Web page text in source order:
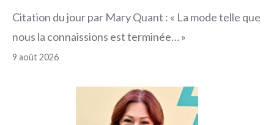
Citation du jour par Mary Quant : « La mode telle que
nous la connaissions est terminée… »
9 août 2026